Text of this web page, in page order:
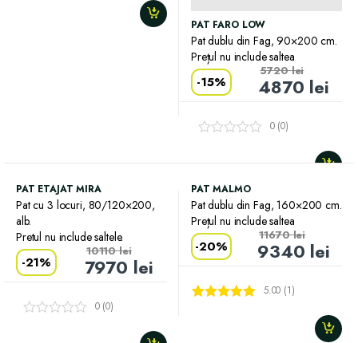
PAT FARO LOW
Pat dublu din Fag, 90×200 cm.
Prețul nu include saltea
-15% 4870 lei
5720lei
0 (0)
PAT ETAJAT MIRA
Pat cu 3 locuri, 80/120×200,
alb.
Pretul nu include saltele.
-21% 7970 lei
10110lei
0 (0)
PAT MALMO
Pat dublu din Fag, 160×200 cm.
Prețul nu include saltea
-20% 9340 lei
11670lei
5.00 (1)